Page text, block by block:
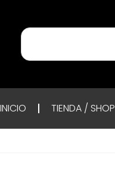
INICIO TIENDA / SHOP